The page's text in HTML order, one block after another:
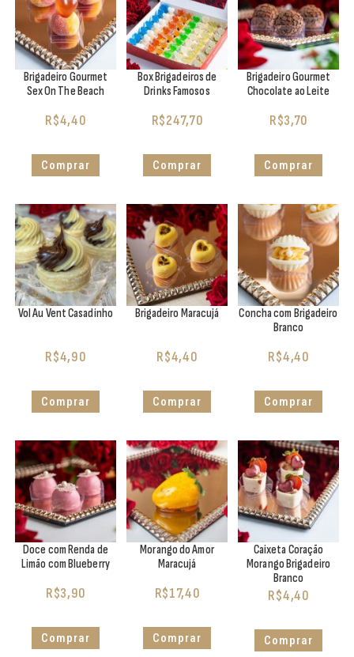
Brigadeiro Gourmet
Sex On The Beach
R$4,40
Comprar
Box Brigadeiros de
Drinks Famosos
R$247,70
Comprar
Brigadeiro Gourmet
Chocolate ao Leite
R$3,70
Comprar
Vol Au Vent Casadinho
R$4,90
Comprar
Brigadeiro Maracujá
R$4,40
Comprar
Concha com Brigadeiro
Branco
R$4,40
Comprar
Doce com Renda de
Limão com Blueberry
R$3,90
Comprar
Morango do Amor
Maracujá
R$17,40
Comprar
Caixeta Coração
Morango Brigadeiro
Branco
R$4,40
Comprar